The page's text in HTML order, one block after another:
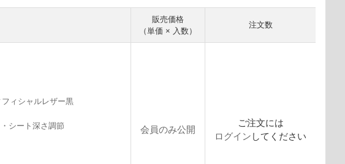
販売価格
（単価 × 入数）
注文数
ィシャルレザー黒
シート深さ調節 会員のみ公開
ご注文には
ログイン してください